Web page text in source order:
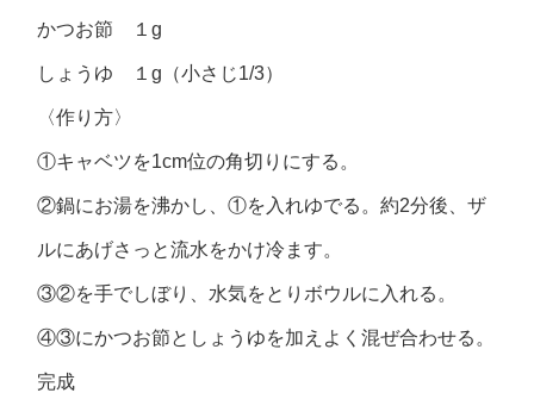
かつお節 １g
しょうゆ １g（小さじ1/3）
〈作り方〉
①キャベツを1cm位の角切りにする。
②鍋にお湯を沸かし、①を入れゆでる。約2分後、ザ
ルにあげさっと流水をかけ冷ます。
③②を手でしぼり、水気をとりボウルに入れる。
④③にかつお節としょうゆを加えよく混ぜ合わせる。
完成